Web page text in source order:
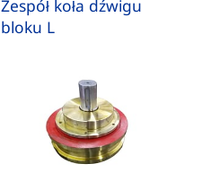
Zespół koła dźwigu
bloku L